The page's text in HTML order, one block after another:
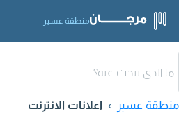
منطقة عسير
منطقة عسير اعلانات الانترنت